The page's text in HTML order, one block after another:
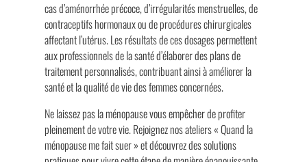
cas d’aménorrhée précoce, d’irrégularités menstruelles, de
contraceptifs hormonaux ou de procédures chirurgicales
affectant l’utérus. Les résultats de ces dosages permettent
aux professionnels de la santé d’élaborer des plans de
traitement personnalisés, contribuant ainsi à améliorer la
santé et la qualité de vie des femmes concernées.
Ne laissez pas la ménopause vous empêcher de profiter
pleinement de votre vie. Rejoignez nos ateliers « Quand la
ménopause me fait suer » et découvrez des solutions